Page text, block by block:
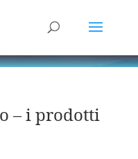
– i prodotti